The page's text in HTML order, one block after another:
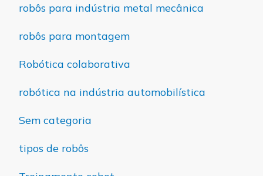
robôs para indústria metal mecânica
robôs para montagem
Robótica colaborativa
robótica na indústria automobilística
Sem categoria
tipos de robôs